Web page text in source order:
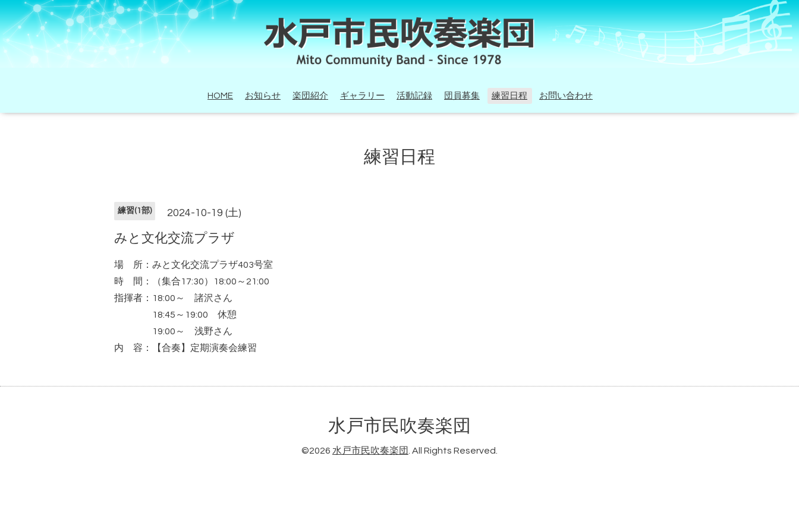
HOME お知らせ 楽団紹介 ギャラリー 活動記録 団員募集 練習日程 お問い合わせ
練習日程
練習(1部) 2024-10-19 (土)
みと文化交流プラザ
場 所：みと文化交流プラザ403号室
時 間：（集合17:30）18:00～21:00
指揮者：18:00～ 諸沢さん
18:45～19:00 休憩
19:00～ 浅野さん
内 容：【合奏】定期演奏会練習
水戸市民吹奏楽団
©2026 水戸市民吹奏楽団. All Rights Reserved.